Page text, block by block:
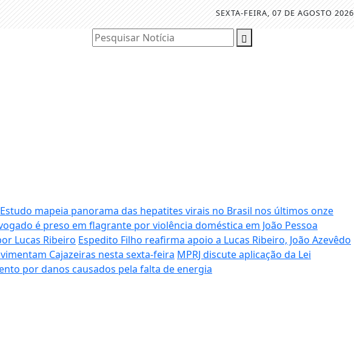
SEXTA-FEIRA, 07 DE AGOSTO 2026
Pesquisar Notícia
Estudo mapeia panorama das hepatites virais no Brasil nos últimos onze
é preso em flagrante por violência doméstica em João Pessoa
Lucas Ribeiro Espedito Filho reafirma apoio a Lucas Ribeiro, João Azevêdo
Cajazeiras nesta sexta-feira MPRJ discute aplicação da Lei
por danos causados pela falta de energia